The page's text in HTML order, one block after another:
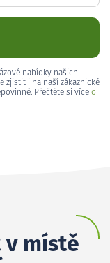
nabídky našich
zjistit i na naší zákaznické
Přečtěte si více o
místě